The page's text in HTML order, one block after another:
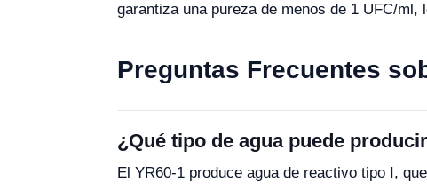
garantiza una pureza de menos de 1 UFC/
Preguntas Frecuentes
¿Qué tipo de agua puede
El YR60-1 produce agua de reactivo tipo I,